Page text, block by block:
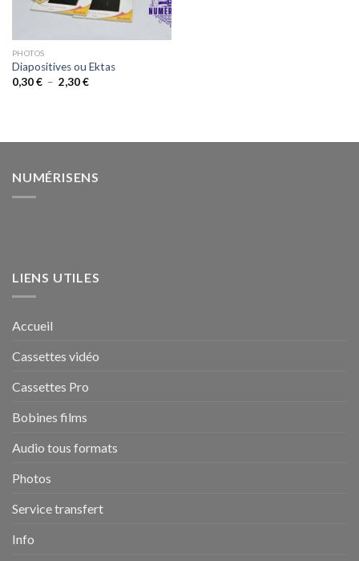
PHOTOS
Diapositives ou Ektas
0,30€ – 2,30€Plage
NUMÉRISENS
LIENS UTILES
Accueil
Cassettes vidéo
Cassettes Pro
Bobines films
Audio tous formats
Photos
Service transfert
Info